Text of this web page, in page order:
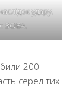
удару.
ЗОВА.
200
серед тих